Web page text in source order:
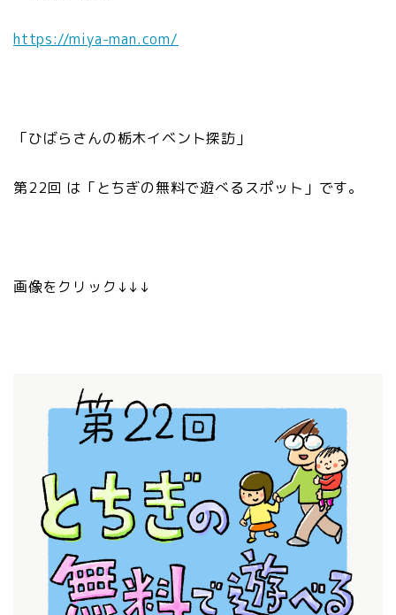
https://miya-man.com/
「ひばらさんの栃木イベント探訪」
第22回 は「とちぎの無料で遊べるスポット」です。
画像をクリック↓↓↓